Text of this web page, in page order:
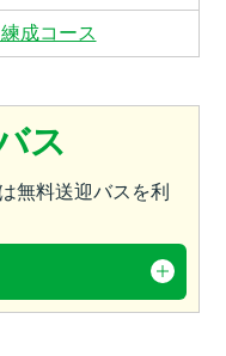
成コース
ス
無料送迎バスを利